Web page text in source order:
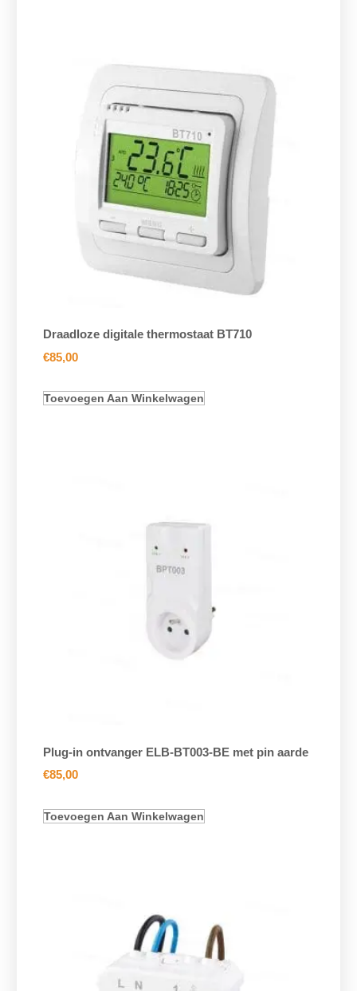
Draadloze digitale thermostaat BT710
€85,00
Toevoegen Aan Winkelwagen
Plug-in ontvanger ELB-BT003-BE met pin aarde
€85,00
Toevoegen Aan Winkelwagen